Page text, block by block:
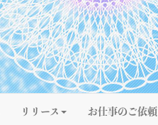
リリース お仕事のご依頼